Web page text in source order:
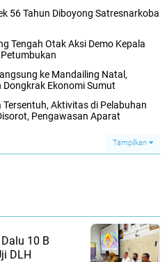
56 Tahun Diboyong Satresnarkoba
Tengah Otak Aksi Demo Kepala
ke Mandailing Natal,
Ekonomi Sumut
Tersentuh, Aktivitas di Pelabuhan
Pengawasan Aparat
Tampilkan
10 B
DLH